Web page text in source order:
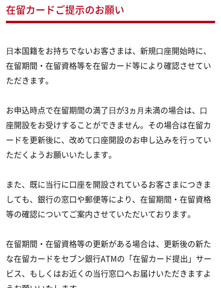
在留カードご提示のお願い
⽇本国籍をお持ちでないお客さまは、新規⼝座開始時に、
在留期間・在留資格等を在留カード等により確認させてい
ただきます。
お申込時点で在留期間の満了⽇が3ヵ⽉未満の場合は、⼝
座開設をお受けすることができません。その場合は在留カ
ードを更新後に、改めて⼝座開設のお申し込みを行ってい
ただくようお願いいたします。
また、既に当行に口座を開設されているお客さまにつきま
しても、銀行の窓口や郵便等により、在留期間・在留資格
等の確認についてご案内させていただいております。
在留期間・在留資格等の更新がある場合は、更新後の新た
な在留カードをセブン銀行ATMの「在留カード提出」サー
ビス、もしくはお近くの当行窓口へお届けいただきますよ